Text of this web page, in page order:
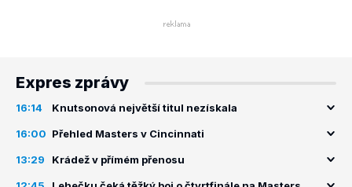
Expres zprávy
16:14 Knutsonová největší titul nezískala
16:00 Přehled Masters v Cincinnati
13:29 Krádež v přímém přenosu